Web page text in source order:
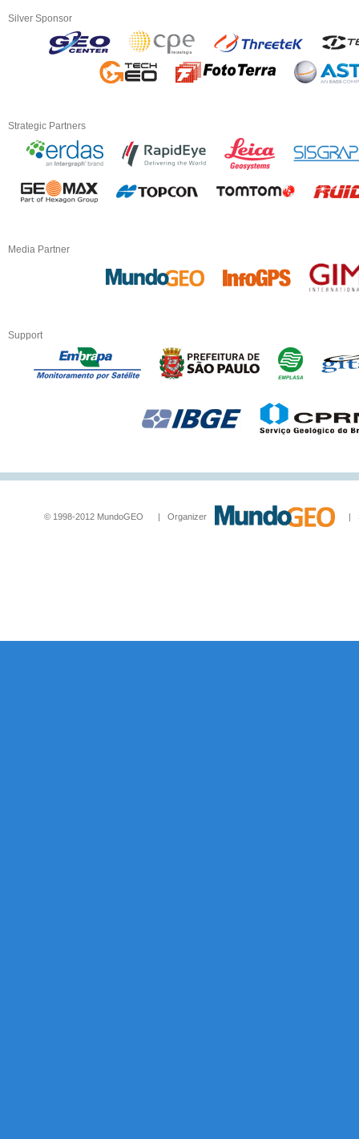
Silver Sponsor
Strategic Partners
Media Partner
Support
© 1998-2012 MundoGEO | Organizer |